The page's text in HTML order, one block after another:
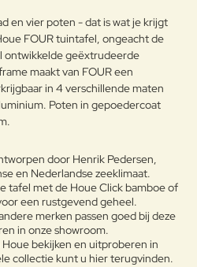
het product lange tijd in
uitstekende staat te houden, raden
aan om het correct en
regelmatig te reinigen. Verricht de
worden gekenmerkt.
Het wordt aanbevolen om de
oppervlakken met een zachte doek
met water of neutrale
reinigingsmiddelen te reinigen. De
en continue
aan intense uv-
wordt niet vertaald!
en vier poten - dat is wat je krijgt
FOUR tuintafel, ongeacht de
ontwikkelde geëxtrudeerde
maakt van FOUR een
in 4 verschillende maten
Poten in gepoedercoat
door Henrik Pedersen,
en Nederlandse zeeklimaat.
tafel met de Houe Click bamboe of
een rustgevend geheel.
merken passen goed bij deze
in onze showroom.
bekijken en uitproberen in
collectie kunt u hier terugvinden.